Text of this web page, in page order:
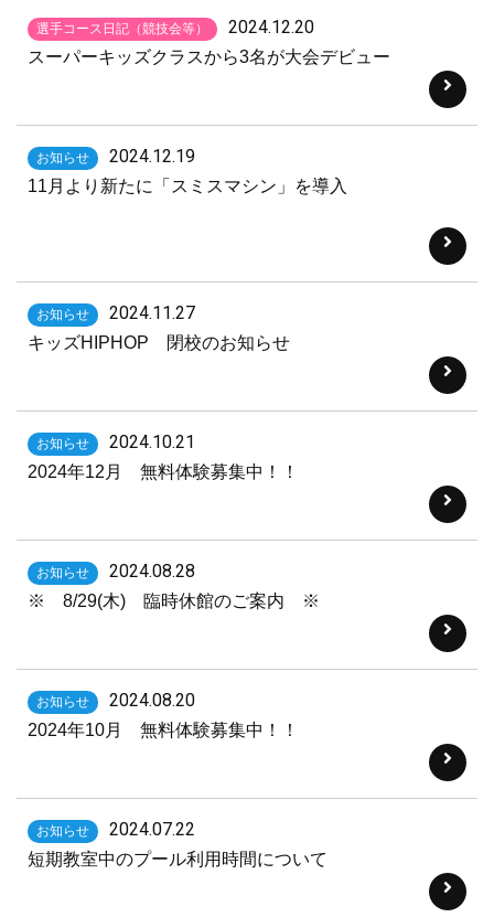
選手コース日記（競技会等） 2024.12.20
スーパーキッズクラスから3名が大会デビュー
お知らせ 2024.12.19
11月より新たに「スミスマシン」を導入
お知らせ 2024.11.27
キッズHIPHOP 閉校のお知らせ
お知らせ 2024.10.21
2024年12月 無料体験募集中！！
お知らせ 2024.08.28
※ 8/29(木) 臨時休館のご案内 ※
お知らせ 2024.08.20
2024年10月 無料体験募集中！！
お知らせ 2024.07.22
短期教室中のプール利用時間について